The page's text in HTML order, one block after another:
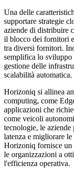
Una delle
supportare strategie
aziende di distribuire
il blocco dei fornitori
tra diversi fornitori.
semplifica lo sviluppo
gestione delle
scalabilità automatica.
Horizoniq si allinea
computing, come
applicazioni che
come veicoli
tecnologie, le
latenza e migliorare
Horizoniq fornisce un
le organizzazioni a
l'efficienza operativa.